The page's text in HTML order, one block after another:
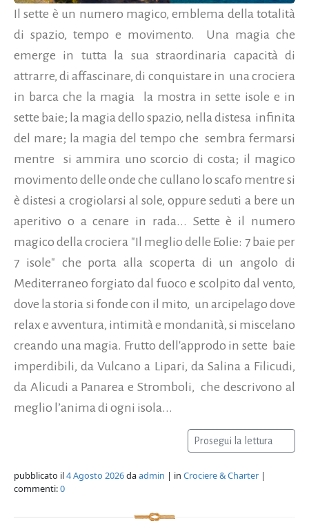
Il sette è un numero magico, emblema della totalità
di spazio, tempo e movimento. Una magia che
emerge in tutta la sua straordinaria capacità di
attrarre, di affascinare, di conquistare in una crociera
in barca che la magia la mostra in sette isole e in
sette baie; la magia dello spazio, nella distesa infinita
del mare; la magia del tempo che sembra fermarsi
mentre si ammira uno scorcio di costa; il magico
movimento delle onde che cullano lo scafo mentre si
è distesi a crogiolarsi al sole, oppure seduti a bere un
aperitivo o a cenare in rada... Sette è il numero
magico della crociera "Il meglio delle Eolie: 7 baie per
7 isole" che porta alla scoperta di un angolo di
Mediterraneo forgiato dal fuoco e scolpito dal vento,
dove la storia si fonde con il mito, un arcipelago dove
relax e avventura, intimità e mondanità, si miscelano
creando una magia. Frutto dell'approdo in sette baie
imperdibili, da Vulcano a Lipari, da Salina a Filicudi,
da Alicudi a Panarea e Stromboli, che descrivono al
meglio l’anima di ogni isola...
Prosegui la lettura
pubblicato il4 Agosto 2026daadmin | in Crociere & Charter |
commenti:0